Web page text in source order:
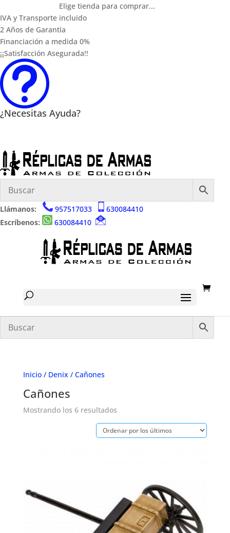
Elige tienda para comprar...
IVA y Transporte incluido
2 Años de Garantía
Financiación a medida 0%
¡¡Satisfacción Asegurada!!
t
¿Necesitas Ayuda?
Llámanos: 957517033
630084410
Escríbenos:
630084410
Inicio/ Denix / Cañones
Cañones
Mostrando los 6 resultadosOrdenado
por
los